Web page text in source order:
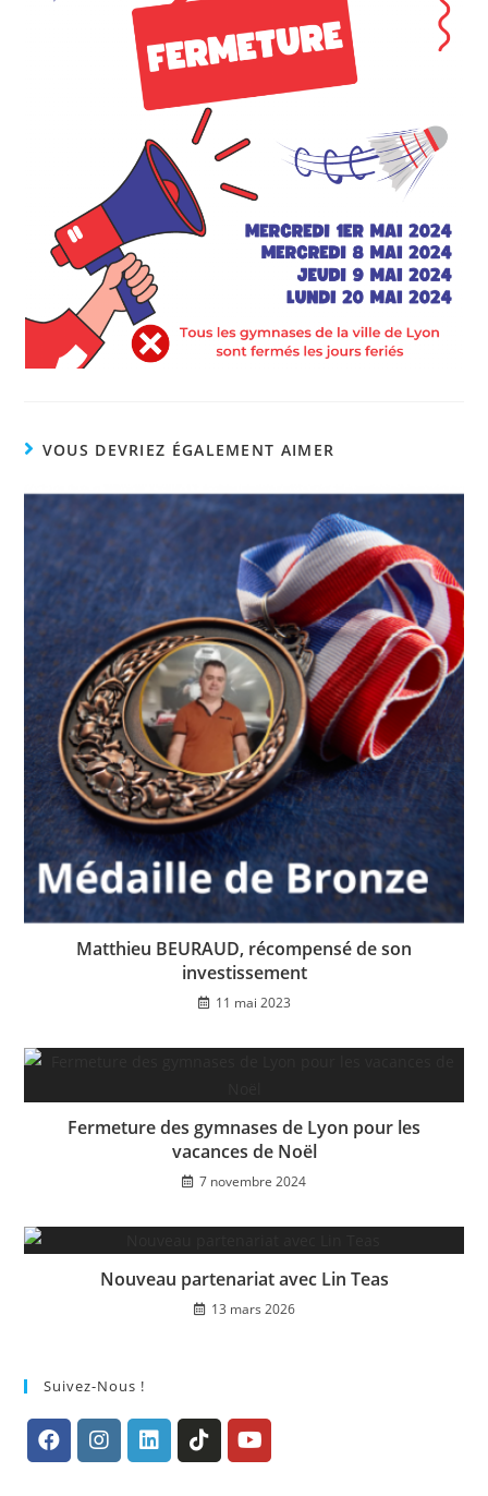
VOUS DEVRIEZ ÉGALEMENT AIMER
Matthieu BEURAUD, récompensé de son
investissement
11 mai 2023
Fermeture des gymnases de Lyon pour les
vacances de Noël
7 novembre 2024
Nouveau partenariat avec Lin Teas
13 mars 2026
Suivez-Nous !